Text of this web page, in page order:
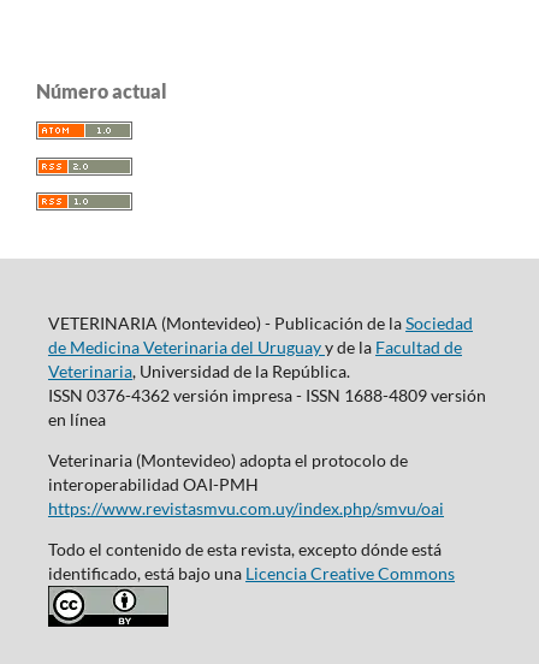
Número actual
VETERINARIA (Montevideo) - Publicación de laSociedad
de Medicina Veterinaria del Uruguayy de la Facultad de
Veterinaria, Universidad de la República.
ISSN 0376-4362 versión impresa - ISSN 1688-4809 versión
en línea
Veterinaria (Montevideo) adopta el protocolo de
interoperabilidad OAI-PMH
https://www.revistasmvu.com.uy/index.php/smvu/oai
Todo el contenido de esta revista, excepto dónde está
identificado, está bajo una Licencia Creative Commons